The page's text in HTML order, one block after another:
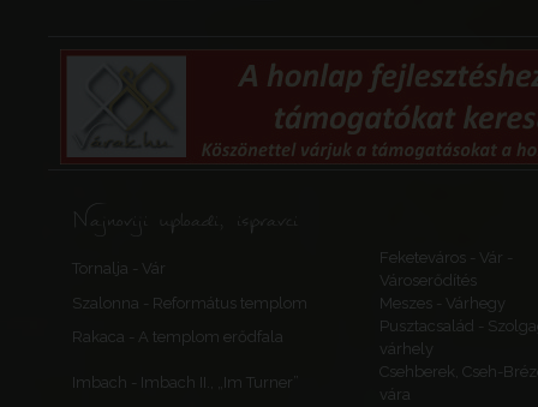
Árva
Szlovákia
Felvidék
Árva
Najnoviji uploadi, ispravci
Tornalja - Vár
Feketeváros - Vár -
Városerődítés
Szalonna - Református templom
Meszes - Várhegy
Rakaca - A templom erődfala
Pusztacsalád -
várhely
Imbach - Imbach II., „Im Turner”
Csehberek, Cseh-
vára